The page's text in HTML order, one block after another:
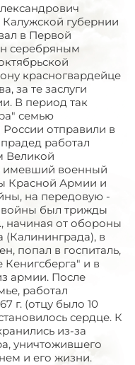
Калужской губернии
в Первой
серебряным
красногвардейце
за те заслуги
В период так
семью
отправили в
работал
Великой
имевший военный
Красной Армии и
на передовую -
был трижды
начиная от обороны
(Калининграда), в
попал в госпиталь,
и в
армии. После
работал
г. (отцу было 10
сердце. К
из-за
уничтожившего
и его жизни.